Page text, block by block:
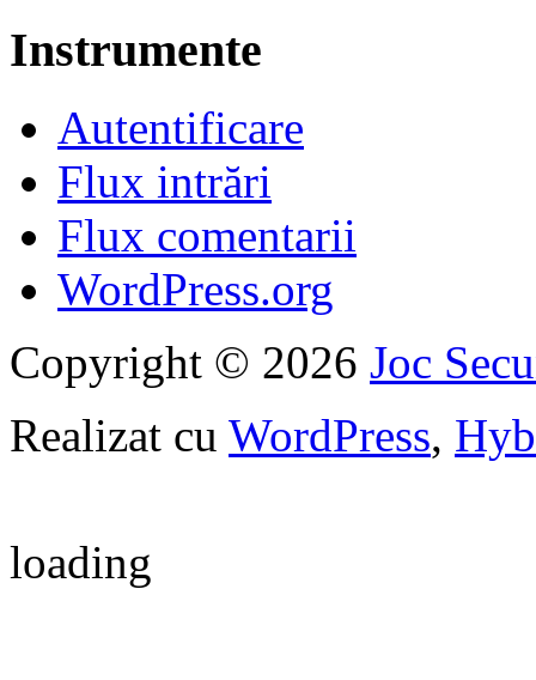
Instrumente
Autentificare
Flux intrări
Flux comentarii
WordPress.org
Copyright © 2026 Joc
Realizat cu WordPress,
loading